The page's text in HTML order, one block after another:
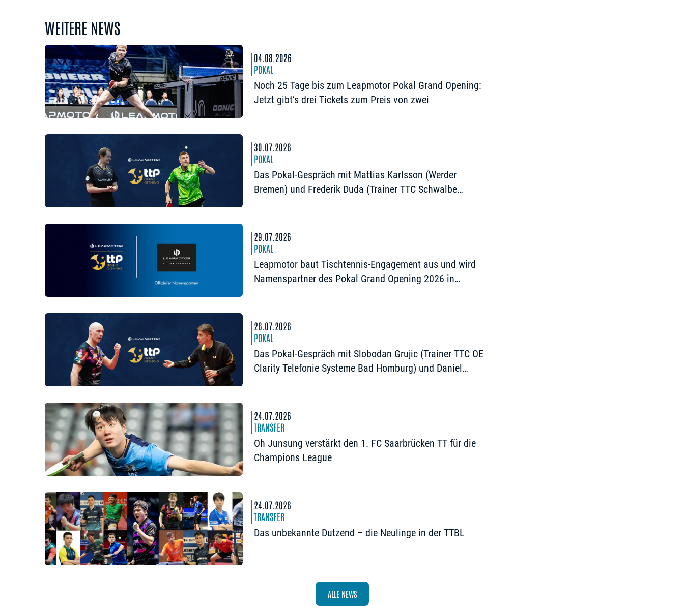
WEITERE NEWS
04.08.2026
POKAL
Noch 25 Tage bis zum Leapmotor Pokal Grand Opening:
Jetzt gibt’s drei Tickets zum Preis von zwei
30.07.2026
POKAL
Das Pokal-Gespräch mit Mattias Karlsson (Werder
Bremen) und Frederik Duda (Trainer TTC Schwalbe
29.07.2026
POKAL
Leapmotor baut Tischtennis-Engagement aus und wird
Namenspartner des Pokal Grand Opening 2026 in
26.07.2026
POKAL
Das Pokal-Gespräch mit Slobodan Grujic (Trainer TTC OE
Clarity Telefonie Systeme Bad Homburg) und Daniel
24.07.2026
TRANSFER
Oh Junsung verstärkt den 1. FC Saarbrücken TT für die
Champions League
24.07.2026
TRANSFER
Das unbekannte Dutzend – die Neulinge in der TTBL
ALLE NEWS